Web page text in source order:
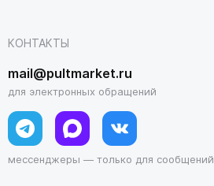
КОНТАКТЫ
mail@pultmarket.ru
для электронных обращений
мессенджеры — только для сообщений